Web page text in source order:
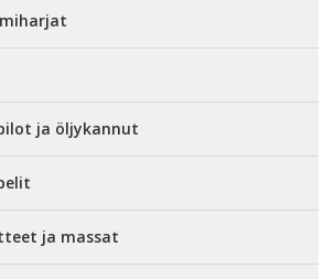
ja öljykannut
ja massat